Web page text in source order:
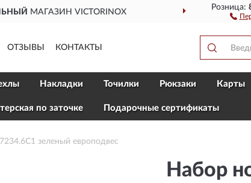
МАГАЗИН VICTORINOX
Розница:
ОТЗЫВЫ КОНТАКТЫ
Накладки Точилки Рюкзаки Карты
по заточке Подарочные сертификаты
зеленый европодвес
Набор